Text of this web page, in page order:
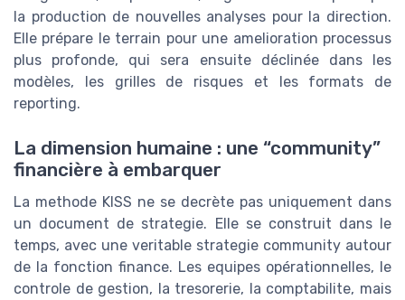
la production de nouvelles analyses pour la direction.
Elle prépare le terrain pour une amelioration processus
plus profonde, qui sera ensuite déclinée dans les
modèles, les grilles de risques et les formats de
reporting.
La dimension humaine : une “community”
financière à embarquer
La methode KISS ne se decrète pas uniquement dans
un document de strategie. Elle se construit dans le
temps, avec une veritable strategie community autour
de la fonction finance. Les equipes opérationnelles, le
controle de gestion, la tresorerie, la comptabilite, mais